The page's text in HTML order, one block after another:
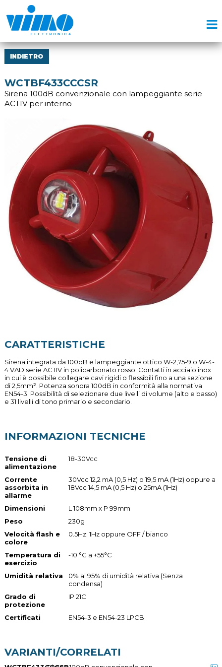
INDIETRO
WCTBF433CCCSR
Sirena 100dB convenzionale con lampeggiante serie
ACTIV per interno
CARATTERISTICHE
Sirena integrata da 100dB e lampeggiante ottico W-2,75-9 o W-4-
4 VAD serie ACTIV in policarbonato rosso. Contatti in acciaio inox
in cui è possibile collegare cavi rigidi o flessibili fino a una sezione
di 2,5mm². Potenza sonora 100dB in conformità alla normativa
EN54-3. Possibilità di selezionare due livelli di volume (alto e basso)
e 31 livelli di tono primario e secondario.
INFORMAZIONI TECNICHE
Tensione di
alimentazione
18-30Vcc
Corrente
assorbita in
allarme
30Vcc 12,2 mA (0,5 Hz) o 19,5 mA (1Hz) oppure a
18Vcc 14,5 mA (0,5 Hz) o 25mA (1Hz)
Dimensioni
L 108mm x P 99mm
Peso
230g
Velocità flash e
colore
0.5Hz; 1Hz oppure OFF / bianco
Temperatura di
esercizio
-10 °C a +55°C
Umidità relativa
0% al 95% di umidità relativa (Senza
condensa)
Grado di
protezione
IP 21C
Certificati EN54-3 e EN54-23 LPCB
VARIANTI/CORRELATI